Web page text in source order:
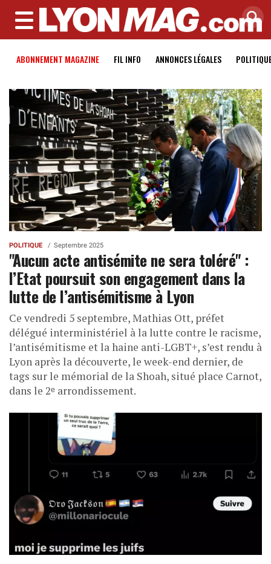
MENU
ABONNEMENT MAGAZINE FIL INFO ANNONCES LÉGALES
POLITIQUE Septembre 2025
"Aucun acte antisémite ne sera toléré" :
l’Etat poursuit son engagement dans la
lutte de l’antisémitisme à Lyon
Ce vendredi 5 septembre, Mathias Ott, préfet
délégué interministériel à la lutte contre le racisme,
l’antisémitisme et la haine anti-LGBT+, s’est rendu à
Lyon après la découverte, le week-end dernier, de
tags sur le mémorial de la Shoah, situé place Carnot,
dans le 2ᵉ arrondissement.